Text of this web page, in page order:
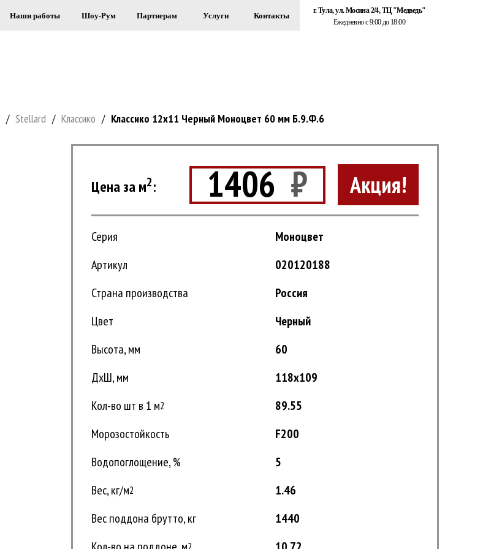
Наши работы Шоу-Рум Партнерам Услуги Контакты
г. Тула, ул. Мосина 2/4, ТЦ "Медведь"
Ежедневно с 9:00 до 18:00
/ Stellard / Классико / Классико 12х11 Черный Моноцвет 60 мм Б.9.Ф.6
Цена за м2: 1406₽ Акция!
Серия
Моноцвет
Артикул
020120188
Страна производства
Россия
Цвет
Черный
Высота, мм
60
ДxШ, мм
118x109
Кол-во шт в 1 м2
89.55
Морозостойкость
F200
Водопоглощение, %
5
Вес, кг/м2
1.46
Вес поддона брутто, кг
1440